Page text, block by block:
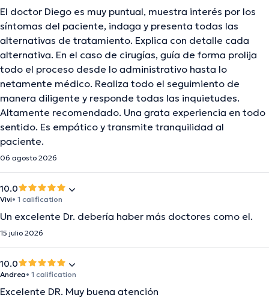
El doctor Diego es muy puntual, muestra interés por los
síntomas del paciente, indaga y presenta todas las
alternativas de tratamiento. Explica con detalle cada
alternativa. En el caso de cirugías, guía de forma prolija
todo el proceso desde lo administrativo hasta lo
netamente médico. Realiza todo el seguimiento de
manera diligente y responde todas las inquietudes.
Altamente recomendado. Una grata experiencia en todo
sentido. Es empático y transmite tranquilidad al
paciente.
06 agosto 2026
10.0
Vivi• 1 calification
Un excelente Dr. debería haber más doctores como el.
15 julio 2026
10.0
Andrea• 1 calification
Excelente DR. Muy buena atención